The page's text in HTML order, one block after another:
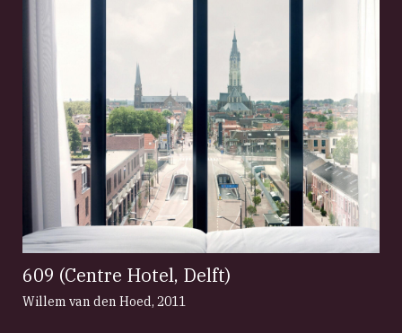
609 (Centre Hotel, Delft)
Willem van den Hoed, 2011